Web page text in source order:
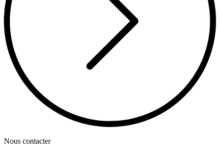
Nous contacter